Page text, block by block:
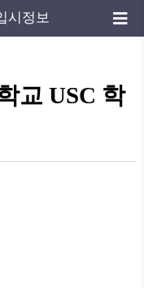
시정보
교 USC 학